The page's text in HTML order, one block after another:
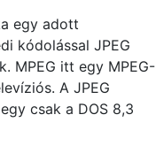
egy adott
kódolással JPEG
MPEG itt egy MPEG-
A JPEG
csak a DOS 8,3